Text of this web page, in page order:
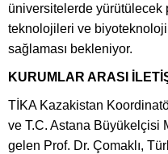
üniversitelerde yürütülecek
teknolojileri ve biyoteknoloji
sağlaması bekleniyor.
KURUMLAR ARASI
TİKA Kazakistan
ve T.C. Astana Büyükelçisi
gelen Prof. Dr. Çomaklı,